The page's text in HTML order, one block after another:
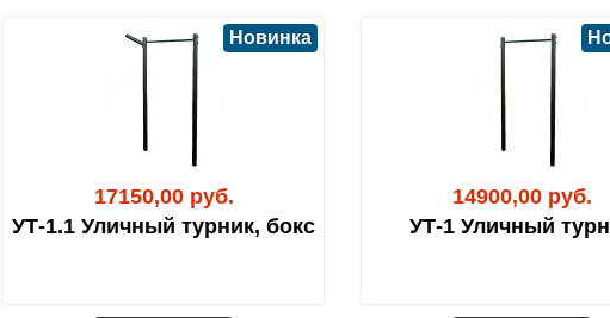
17150,00 руб.
Новинка
УТ-1.1 Уличный турник, бокс
14900,00 руб.
УТ-1 Уличный